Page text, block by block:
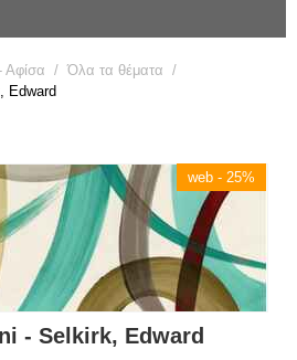
Αφίσα / Όλα τα θέματα /
Edward
web - 25%
- Selkirk, Edward